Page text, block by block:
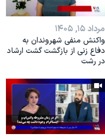
مرداد ۱۵, ۱۴۰۵
واکنش منفی شهروندان به
دفاع زنی از بازگشت گشت ارشاد
در رشت